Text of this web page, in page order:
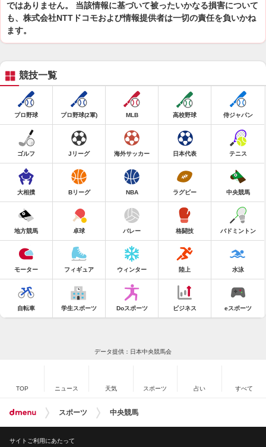
ではありません。 当該情報に基づいて被ったいかなる損害について
も、株式会社NTTドコモおよび情報提供者は一切の責任を負いかね
ます。
競技一覧
プロ野球 プロ野球(2軍) MLB 高校野球 侍ジャパン
ゴルフ Jリーグ 海外サッカー 日本代表 テニス
大相撲 Bリーグ NBA ラグビー 中央競馬
地方競馬 卓球 バレー 格闘技 バドミントン
モーター フィギュア ウィンター 陸上 水泳
自転車 学生スポーツ Doスポーツ ビジネス eスポーツ
データ提供：日本中央競馬会
TOP ニュース 天気 スポーツ 占い すべて
スポーツ 中央競馬
サイトご利用にあたって